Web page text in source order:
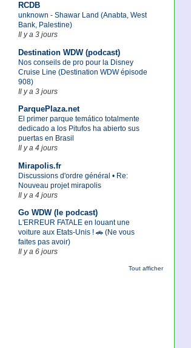
RCDB
unknown - Shawar Land (Anabta, West
Bank, Palestine)
Il y a 3 jours
Destination WDW (podcast)
Nos conseils de pro pour la Disney
Cruise Line (Destination WDW épisode
908)
Il y a 3 jours
ParquePlaza.net
El primer parque temático totalmente
dedicado a los Pitufos ha abierto sus
puertas en Brasil
Il y a 4 jours
Mirapolis.fr
Discussions d'ordre général • Re:
Nouveau projet mirapolis
Il y a 4 jours
Go WDW (le podcast)
L'ERREUR FATALE en louant une
voiture aux Etats-Unis ! 🚗 (Ne vous
faites pas avoir)
Il y a 6 jours
Tout afficher